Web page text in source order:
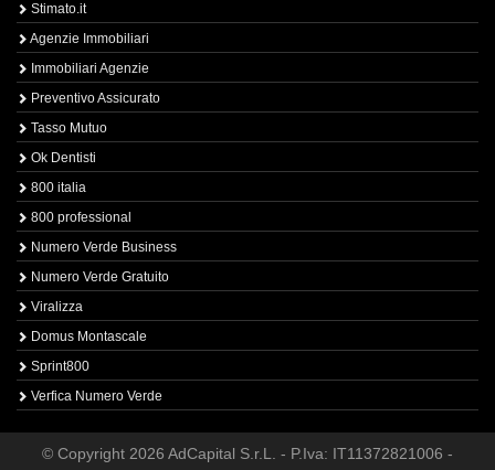
Stimato.it
Agenzie Immobiliari
Immobiliari Agenzie
Preventivo Assicurato
Tasso Mutuo
Ok Dentisti
800 italia
800 professional
Numero Verde Business
Numero Verde Gratuito
Viralizza
Domus Montascale
Sprint800
Verfica Numero Verde
© Copyright 2026 AdCapital S.r.L. - P.Iva: IT11372821006 -